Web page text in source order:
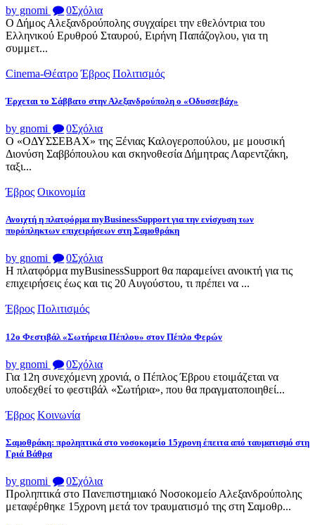
by gnomi 0Σχόλια
Ο Δήμος Αλεξανδρούπολης συγχαίρει την εθελόντρια του
Ελληνικού Ερυθρού Σταυρού, Ειρήνη Παπάζογλου, για τη
συμμετ...
Cinema-Θέατρο Έβρος Πολιτισμός
Έρχεται το Σάββατο στην Αλεξανδρούπολη ο «Οδυσσεβάχ»
by gnomi 0Σχόλια
Ο «ΟΔΥΣΣΕΒΑΧ» της Ξένιας Καλογεροπούλου, με μουσική
Διονύση Σαββόπουλου και σκηνοθεσία Δήμητρας Λαρεντζάκη,
ταξι...
Έβρος Οικονομία
Ανοιχτή η πλατφόρμα myBusinessSupport για την ενίσχυση των
πυρόπληκτων επιχειρήσεων στη Σαμοθράκη
by gnomi 0Σχόλια
Η πλατφόρμα myBusinessSupport θα παραμείνει ανοικτή για τις
επιχειρήσεις έως και τις 20 Αυγούστου, τι πρέπει να ...
Έβρος Πολιτισμός
12ο Φεστιβάλ «Σωτήρεια Πέπλου» στον Πέπλο Φερών
by gnomi 0Σχόλια
Για 12η συνεχόμενη χρονιά, ο Πέπλος Έβρου ετοιμάζεται να
υποδεχθεί το φεστιβάλ «Σωτήρια», που θα πραγματοποιηθεί...
Έβρος Κοινωνία
Σαμοθράκη: προληπτικά στο νοσοκομείο 15χρονη έπειτα από ταυματισμό στη
Γριά Βάθρα
by gnomi 0Σχόλια
Προληπτικά στο Πανεπιστημιακό Νοσοκομείο Αλεξανδρούπολης
μεταφέρθηκε 15χρονη μετά τον τραυματισμό της στη Σαμοθρ...